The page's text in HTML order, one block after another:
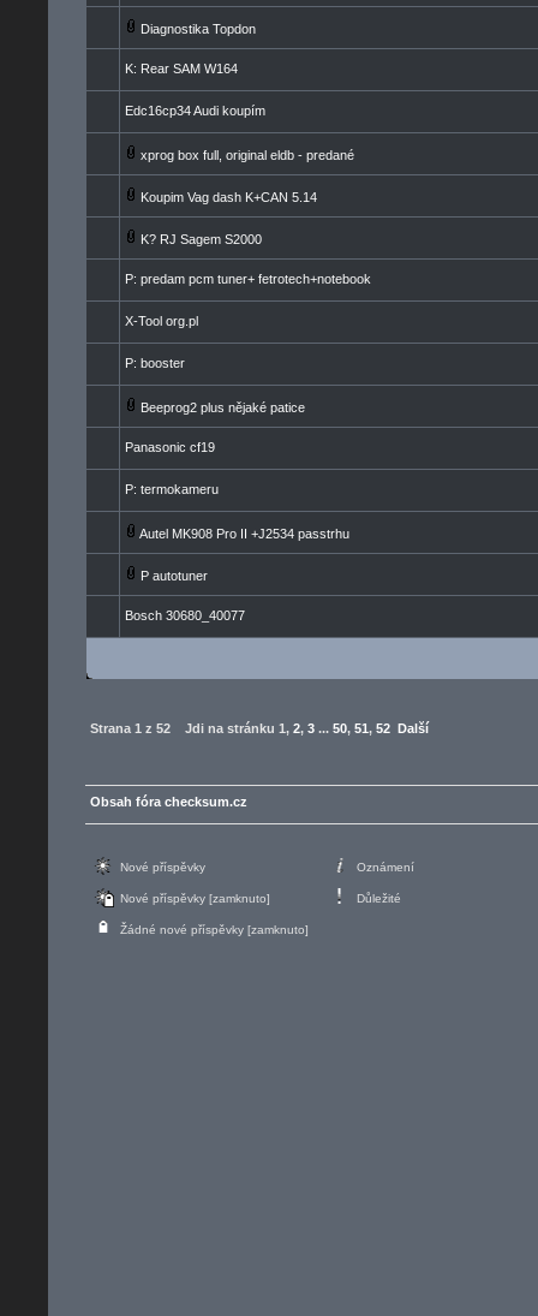
Diagnostika Topdon
K: Rear SAM W164
Edc16cp34 Audi koupím
xprog box full, original eldb - predané
Koupim Vag dash K+CAN 5.14
K? RJ Sagem S2000
P: predam pcm tuner+ fetrotech+notebook
X-Tool org.pl
P: booster
Beeprog2 plus nějaké patice
Panasonic cf19
P: termokameru
Autel MK908 Pro II +J2534 passtrhu
P autotuner
Bosch 30680_40077
Strana 1 z 52 Jdi na stránku 1, 2, 3 ... 50, 51, 52 Další
Obsah fóra checksum.cz
Nové příspěvky Oznámení
Nové příspěvky [zamknuto] Důležité
Žádné nové příspěvky [zamknuto]